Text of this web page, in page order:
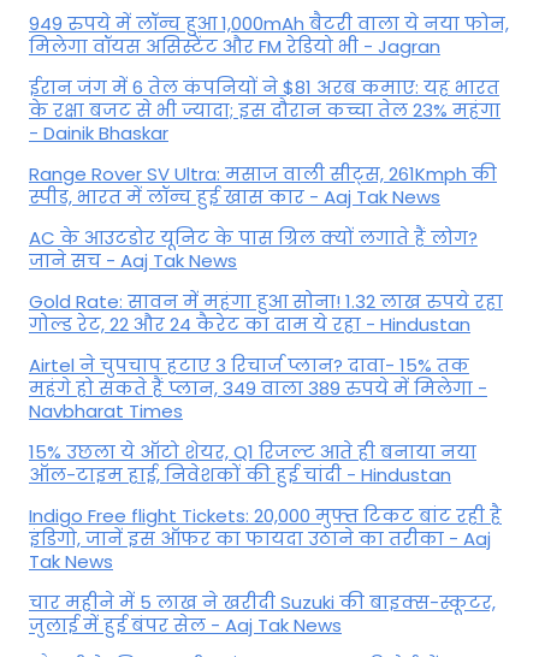
949 रुपये में लॉन्च हुआ 1,000mAh बैटरी वाला ये नया फोन,
मिलेगा वॉयस असिस्टेंट और FM रेडियो भी - Jagran
ईरान जंग में 6 तेल कंपनियों ने $81 अरब कमाए: यह भारत
के रक्षा बजट से भी ज्यादा; इस दौरान कच्चा तेल 23% महंगा
- Dainik Bhaskar
Range Rover SV Ultra: मसाज वाली सीट्स, 261Kmph की
स्पीड, भारत में लॉन्च हुई खास कार - Aaj Tak News
AC के आउटडोर यूनिट के पास ग्रिल क्यों लगाते हैं लोग?
जाने सच - Aaj Tak News
Gold Rate: सावन में महंगा हुआ सोना! 1.32 लाख रुपये रहा
गोल्ड रेट, 22 और 24 कैरेट का दाम ये रहा - Hindustan
Airtel ने चुपचाप हटाए 3 रिचार्ज प्लान? दावा- 15% तक
महंगे हो सकते हैं प्लान, 349 वाला 389 रुपये में मिलेगा -
Navbharat Times
15% उछला ये ऑटो शेयर, Q1 रिजल्ट आते ही बनाया नया
ऑल-टाइम हाई, निवेशकों की हुई चांदी - Hindustan
Indigo Free flight Tickets: 20,000 मुफ्त टिकट बांट रही है
इंडिगो, जानें इस ऑफर का फायदा उठाने का तरीका - Aaj
Tak News
चार महीने में 5 लाख ने खरीदी Suzuki की बाइक्स-स्कूटर,
जुलाई में हुई बंपर सेल - Aaj Tak News